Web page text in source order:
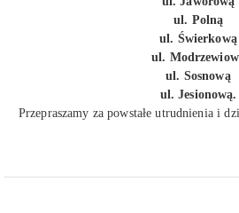
ul. Polną
ul. Świerkową
ul.
ul. Sosnową
ul. Jesionową.
Przepraszamy za powstałe utrudnienia i